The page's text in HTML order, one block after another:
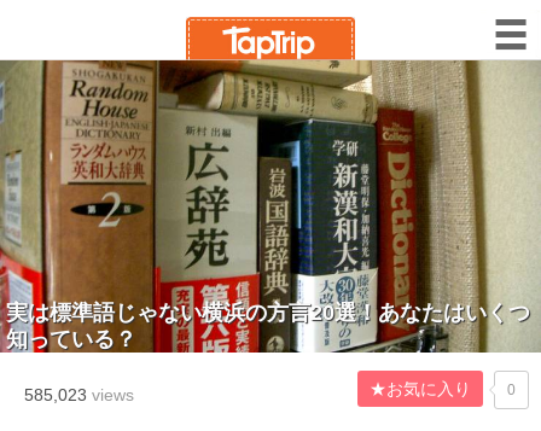
実は標準語じゃない横浜の方言20選！あなたはいくつ
知っている？
585,023 views ★お気に入り 0